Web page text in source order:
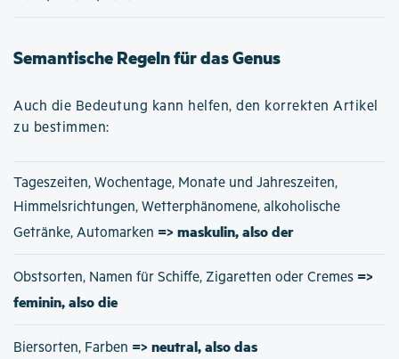
Semantische Regeln für das Genus
Auch die Bedeutung kann helfen, den korrekten Artikel
zu bestimmen:
Tageszeiten, Wochentage, Monate und Jahreszeiten,
Himmelsrichtungen, Wetterphänomene, alkoholische
Getränke, Automarken => maskulin, also der
Obstsorten, Namen für Schiffe, Zigaretten oder Cremes =>
feminin, also die
Biersorten, Farben => neutral, also das